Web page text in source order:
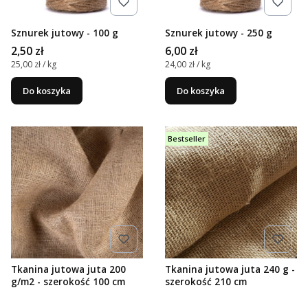
Sznurek jutowy - 100 g
Cena
2,50 zł
Cena jednostkowa
25,00 zł / kg
Do koszyka
Sznurek jutowy - 250 g
Cena
6,00 zł
Cena jednostkowa
24,00 zł / kg
Do koszyka
Tkanina jutowa juta 200
g/m2 - szerokość 100 cm
Bestseller
Tkanina jutowa juta 240 g -
szerokość 210 cm